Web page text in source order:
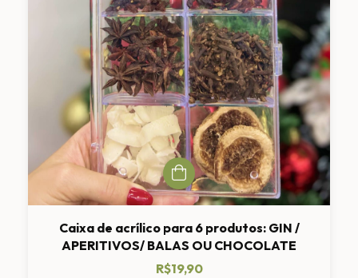
Caixa de acrílico para 6 produtos: GIN /
APERITIVOS/ BALAS OU CHOCOLATE
R$19,90